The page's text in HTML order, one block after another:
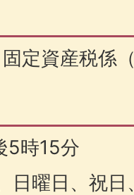
定資産税係
5時15分
日曜日、祝